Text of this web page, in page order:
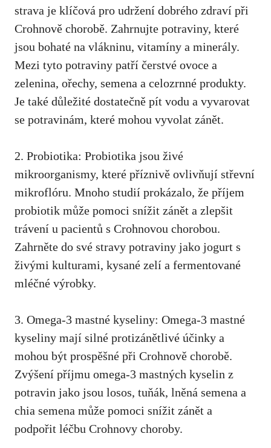
strava je‌ klíčová ⁣pro udržení dobrého zdraví při
Crohnově chorobě. Zahrnujte potraviny,‌ které
jsou ⁣bohaté‍ na vlákninu, vitamíny a ​minerály.⁢
Mezi tyto potraviny patří‍ čerstvé ovoce a
zelenina, ořechy,​ semena a ⁤celozrnné ‌produkty.
Je také důležité dostatečně⁣ pít⁢ vodu a‌ vyvarovat
se potravinám, ⁤které mohou vyvolat zánět.
2. Probiotika: Probiotika jsou​ živé
mikroorganismy, které příznivě ovlivňují střevní
mikroflóru. Mnoho studií⁣ prokázalo, že příjem
probiotik ‍může pomoci ​snížit zánět‌ a zlepšit‍
trávení u pacientů s Crohnovou⁤ chorobou.
Zahrněte do ⁣své stravy potraviny jako jogurt​ s
živými kulturami, kysané zelí a fermentované
mléčné výrobky.
3. Omega-3 mastné kyseliny: Omega-3⁣ mastné
kyseliny mají silné ‍protizánětlivé účinky a
mohou být prospěšné ​při Crohnově⁢ chorobě.
Zvýšení příjmu omega-3 mastných kyselin z
potravin​ jako jsou losos, ⁢tuňák, ⁤lněná semena a
chia semena ⁢může pomoci‌ snížit zánět a
podpořit léčbu Crohnovy choroby.